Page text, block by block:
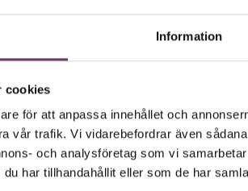
Information
cookies
för att anpassa innehållet och
vår trafik. Vi vidarebefordrar även
och analysföretag som vi
har tillhandahållit eller som de har
ger de oss hopp
I svåra lägen händer det att tidigare
kliver fram och tar ett stort ansvar. Just
statsepidemiolog med halvskrynkliga
Chefs webbredaktör Sanna